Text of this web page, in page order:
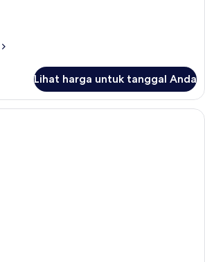
Lihat harga untuk tanggal Anda